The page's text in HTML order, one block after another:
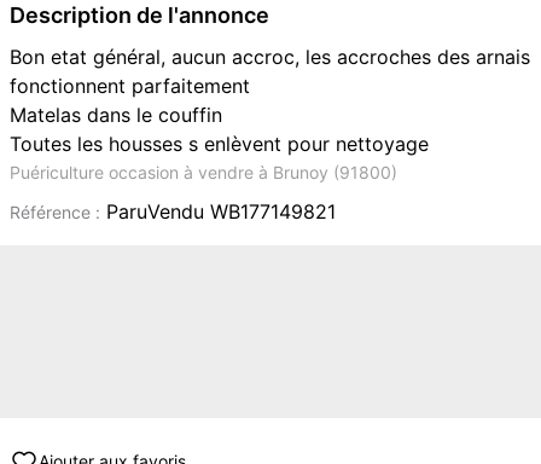
Description de l'annonce
Bon etat général, aucun accroc, les accroches des arnais
fonctionnent parfaitement
Matelas dans le couffin
Toutes les housses s enlèvent pour nettoyage
Puériculture occasion à vendre à Brunoy (91800)
Référence : ParuVendu WB177149821